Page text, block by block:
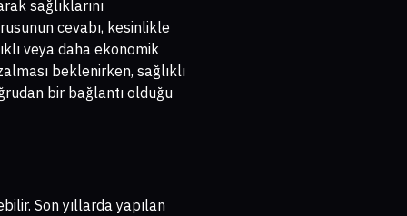
sağlıklarını
cevabı, kesinlikle
veya daha ekonomik
beklenirken, sağlıklı
bir bağlantı olduğu
Son yıllarda yapılan